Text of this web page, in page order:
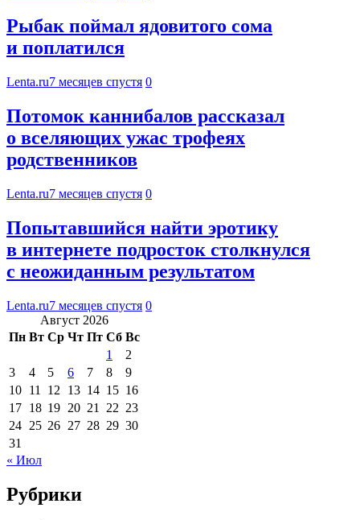
Рыбак поймал ядовитого сома
и поплатился
Lenta.ru7 месяцев спустя 0
Потомок каннибалов рассказал
о вселяющих ужас трофеях
родственников
Lenta.ru7 месяцев спустя 0
Попытавшийся найти эротику
в интернете подросток столкнулся
с неожиданным результатом
Lenta.ru7 месяцев спустя 0
Август 2026
Пн Вт Ср Чт Пт Сб Вс
1
2
3
4 5 6 7 8
9
10 11 12 13 14 15 16
17 18 19 20 21 22 23
24 25 26 27 28 29 30
31
« Июл
Рубрики